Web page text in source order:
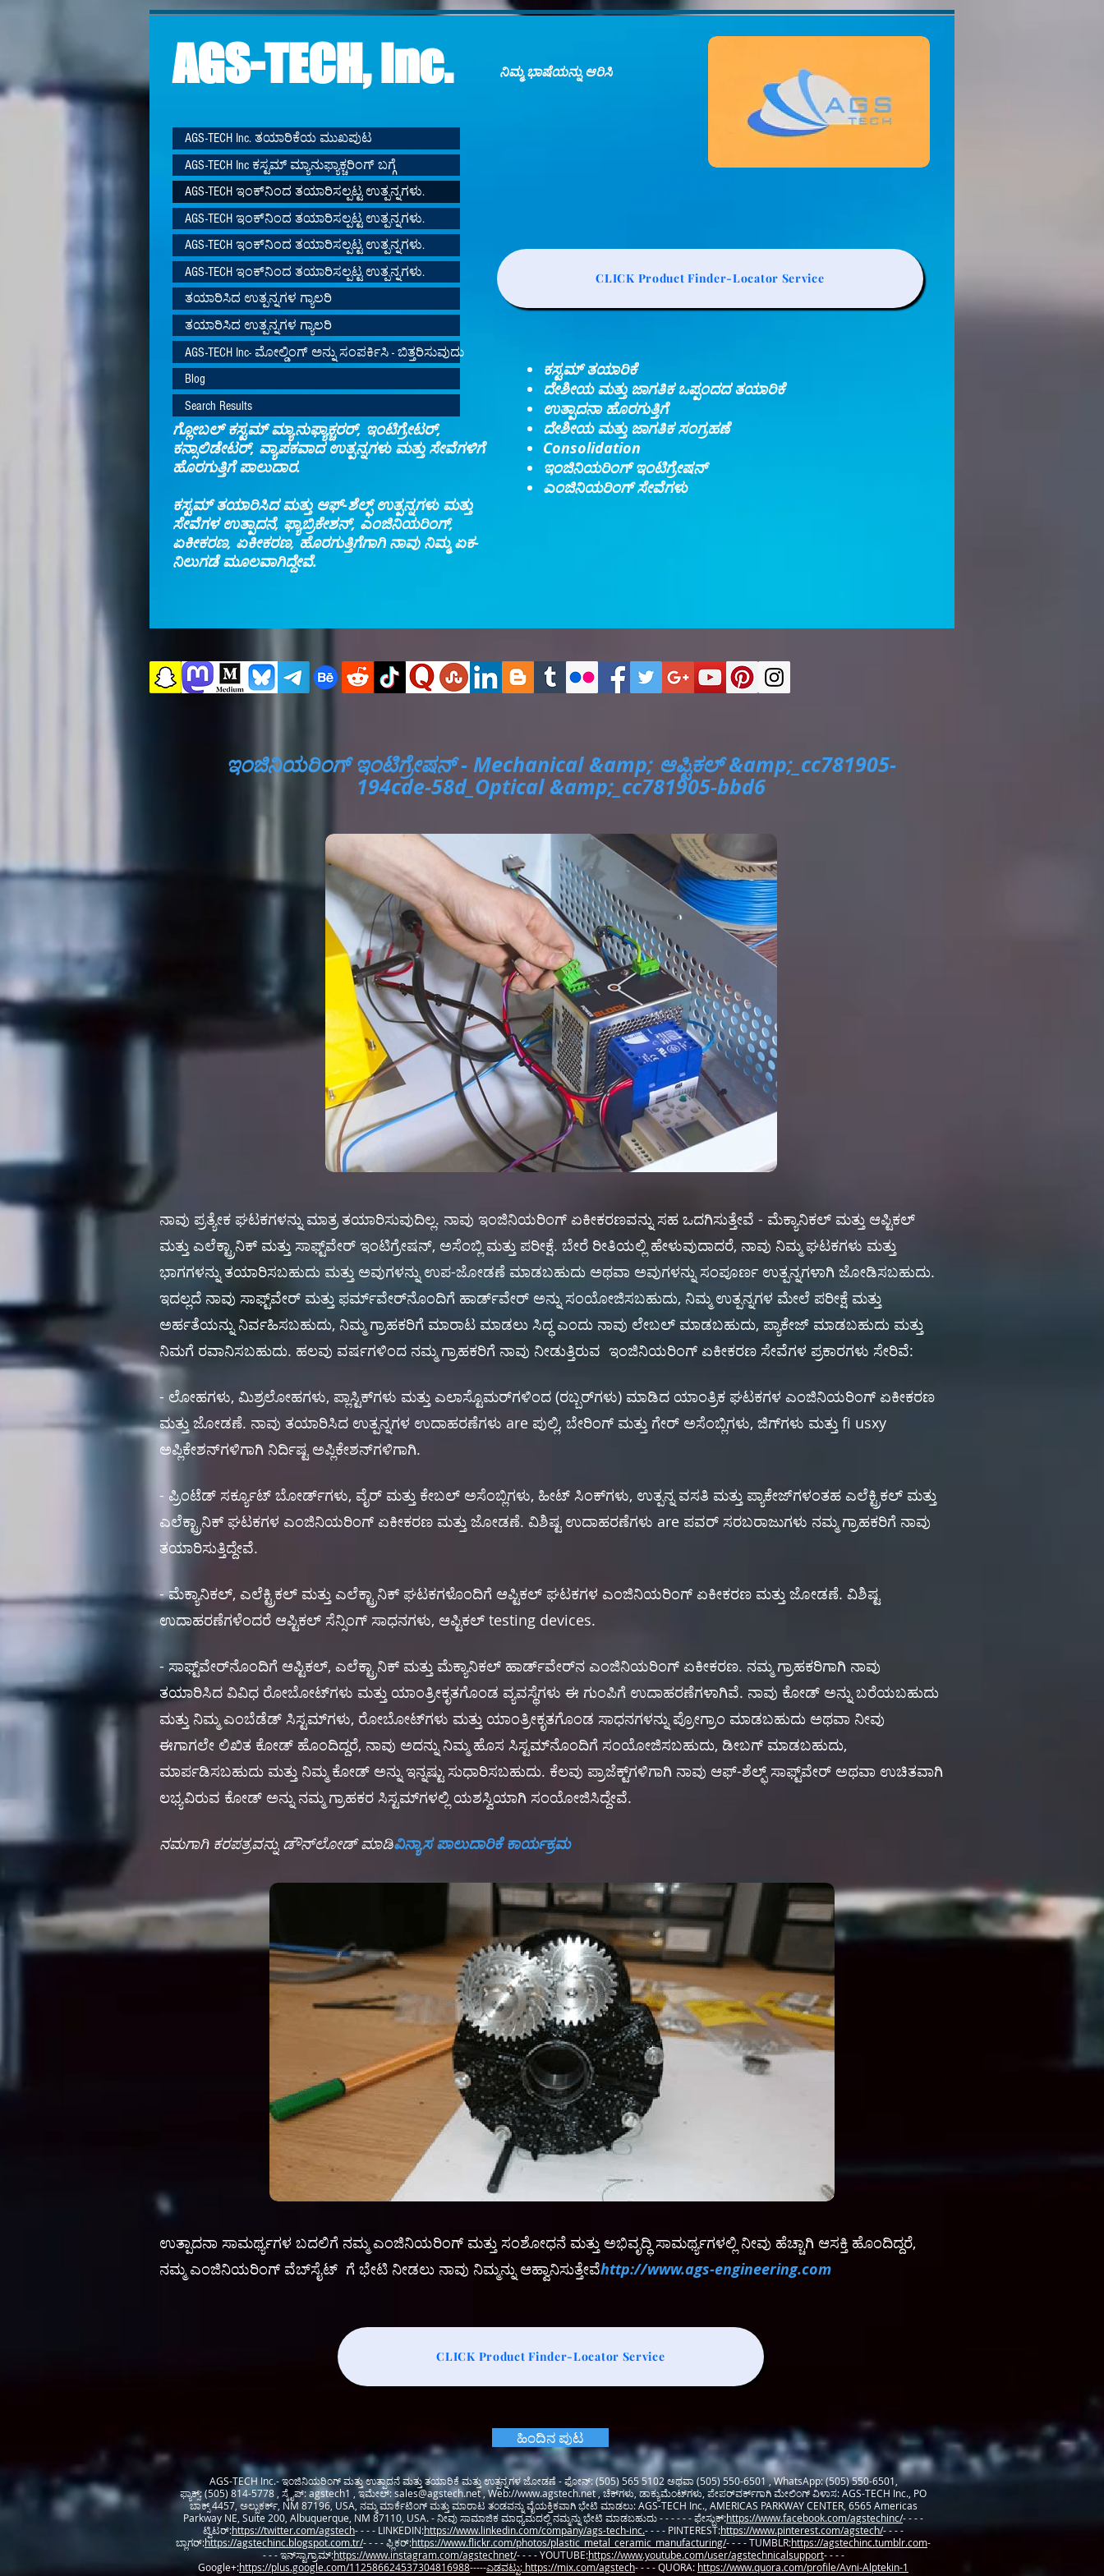
AGS-TECH, Inc.
AGS-TECH Inc. ತಯಾರಿಕೆಯ ಮುಖಪುಟ
AGS-TECH Inc ಕಸ್ಟಮ್ ಮ್ಯಾನುಫ್ಯಾಕ್ಚರಿಂಗ್ ಬಗ್ಗೆ
AGS-TECH ಇಂಕ್‌ನಿಂದ ತಯಾರಿಸಲ್ಪಟ್ಟ ಉತ್ಪನ್ನಗಳು.
AGS-TECH ಇಂಕ್‌ನಿಂದ ತಯಾರಿಸಲ್ಪಟ್ಟ ಉತ್ಪನ್ನಗಳು.
AGS-TECH ಇಂಕ್‌ನಿಂದ ತಯಾರಿಸಲ್ಪಟ್ಟ ಉತ್ಪನ್ನಗಳು.
AGS-TECH ಇಂಕ್‌ನಿಂದ ತಯಾರಿಸಲ್ಪಟ್ಟ ಉತ್ಪನ್ನಗಳು.
ತಯಾರಿಸಿದ ಉತ್ಪನ್ನಗಳ ಗ್ಯಾಲರಿ
ತಯಾರಿಸಿದ ಉತ್ಪನ್ನಗಳ ಗ್ಯಾಲರಿ
AGS-TECH Inc- ಮೋಲ್ಡಿಂಗ್ ಅನ್ನು ಸಂಪರ್ಕಿಸಿ - ಬಿತ್ತರಿಸುವುದು
Blog
Search Results
ಗ್ಲೋಬಲ್ ಕಸ್ಟಮ್ ಮ್ಯಾನುಫ್ಯಾಕ್ಚರರ್, ಇಂಟಿಗ್ರೇಟರ್,
ಕನ್ಸಾಲಿಡೇಟರ್, ವ್ಯಾಪಕವಾದ ಉತ್ಪನ್ನಗಳು ಮತ್ತು ಸೇವೆಗಳಿಗೆ
ಹೊರಗುತ್ತಿಗೆ ಪಾಲುದಾರ.
ಕಸ್ಟಮ್ ತಯಾರಿಸಿದ ಮತ್ತು ಆಫ್-ಶೆಲ್ಫ್ ಉತ್ಪನ್ನಗಳು ಮತ್ತು
ಸೇವೆಗಳ ಉತ್ಪಾದನೆ, ಫ್ಯಾಬ್ರಿಕೇಶನ್, ಎಂಜಿನಿಯರಿಂಗ್,
ಏಕೀಕರಣ, ಏಕೀಕರಣ, ಹೊರಗುತ್ತಿಗೆಗಾಗಿ ನಾವು ನಿಮ್ಮ ಏಕ-
ನಿಲುಗಡೆ ಮೂಲವಾಗಿದ್ದೇವೆ.
ನಿಮ್ಮ ಭಾಷೆಯನ್ನು ಆರಿಸಿ
CLICK Product Finder-Locator Service
ಕಸ್ಟಮ್ ತಯಾರಿಕೆ
ದೇಶೀಯ ಮತ್ತು ಜಾಗತಿಕ ಒಪ್ಪಂದದ ತಯಾರಿಕೆ
ಉತ್ಪಾದನಾ ಹೊರಗುತ್ತಿಗೆ
ದೇಶೀಯ ಮತ್ತು ಜಾಗತಿಕ ಸಂಗ್ರಹಣೆ
Consolidation​
ಇಂಜಿನಿಯರಿಂಗ್ ಇಂಟಿಗ್ರೇಷನ್​
ಎಂಜಿನಿಯರಿಂಗ್ ಸೇವೆಗಳು
ಇಂಜಿನಿಯರಿಂಗ್ ಇಂಟಿಗ್ರೇಷನ್ - Mechanical &amp; ಆಪ್ಟಿಕಲ್ &amp;_cc781905-
194cde-58d_Optical &amp;_cc781905-bbd6
ನಾವು ಪ್ರತ್ಯೇಕ ಘಟಕಗಳನ್ನು ಮಾತ್ರ ತಯಾರಿಸುವುದಿಲ್ಲ. ನಾವು ಇಂಜಿನಿಯರಿಂಗ್ ಏಕೀಕರಣವನ್ನು ಸಹ ಒದಗಿಸುತ್ತೇವೆ - ಮೆಕ್ಯಾನಿಕಲ್ ಮತ್ತು ಆಪ್ಟಿಕಲ್
ಮತ್ತು ಎಲೆಕ್ಟ್ರಾನಿಕ್ ಮತ್ತು ಸಾಫ್ಟ್‌ವೇರ್ ಇಂಟಿಗ್ರೇಷನ್, ಅಸೆಂಬ್ಲಿ ಮತ್ತು ಪರೀಕ್ಷೆ. ಬೇರೆ ರೀತಿಯಲ್ಲಿ ಹೇಳುವುದಾದರೆ, ನಾವು ನಿಮ್ಮ ಘಟಕಗಳು ಮತ್ತು
ಭಾಗಗಳನ್ನು ತಯಾರಿಸಬಹುದು ಮತ್ತು ಅವುಗಳನ್ನು ಉಪ-ಜೋಡಣೆ ಮಾಡಬಹುದು ಅಥವಾ ಅವುಗಳನ್ನು ಸಂಪೂರ್ಣ ಉತ್ಪನ್ನಗಳಾಗಿ ಜೋಡಿಸಬಹುದು.
ಇದಲ್ಲದೆ ನಾವು ಸಾಫ್ಟ್‌ವೇರ್ ಮತ್ತು ಫರ್ಮ್‌ವೇರ್‌ನೊಂದಿಗೆ ಹಾರ್ಡ್‌ವೇರ್ ಅನ್ನು ಸಂಯೋಜಿಸಬಹುದು, ನಿಮ್ಮ ಉತ್ಪನ್ನಗಳ ಮೇಲೆ ಪರೀಕ್ಷೆ ಮತ್ತು
ಅರ್ಹತೆಯನ್ನು ನಿರ್ವಹಿಸಬಹುದು, ನಿಮ್ಮ ಗ್ರಾಹಕರಿಗೆ ಮಾರಾಟ ಮಾಡಲು ಸಿದ್ಧ ಎಂದು ನಾವು ಲೇಬಲ್ ಮಾಡಬಹುದು, ಪ್ಯಾಕೇಜ್ ಮಾಡಬಹುದು ಮತ್ತು
ನಿಮಗೆ ರವಾನಿಸಬಹುದು. ಹಲವು ವರ್ಷಗಳಿಂದ ನಮ್ಮ ಗ್ರಾಹಕರಿಗೆ ನಾವು ನೀಡುತ್ತಿರುವ ಇಂಜಿನಿಯರಿಂಗ್ ಏಕೀಕರಣ ಸೇವೆಗಳ ಪ್ರಕಾರಗಳು ಸೇರಿವೆ:
- ಲೋಹಗಳು, ಮಿಶ್ರಲೋಹಗಳು, ಪ್ಲಾಸ್ಟಿಕ್‌ಗಳು ಮತ್ತು ಎಲಾಸ್ಟೊಮರ್‌ಗಳಿಂದ (ರಬ್ಬರ್‌ಗಳು) ಮಾಡಿದ ಯಾಂತ್ರಿಕ ಘಟಕಗಳ ಎಂಜಿನಿಯರಿಂಗ್ ಏಕೀಕರಣ
ಮತ್ತು ಜೋಡಣೆ. ನಾವು ತಯಾರಿಸಿದ ಉತ್ಪನ್ನಗಳ ಉದಾಹರಣೆಗಳು are ಪುಲ್ಲಿ, ಬೇರಿಂಗ್ ಮತ್ತು ಗೇರ್ ಅಸೆಂಬ್ಲಿಗಳು, ಜಿಗ್‌ಗಳು ಮತ್ತು fi usxy
ಅಪ್ಲಿಕೇಶನ್‌ಗಳಿಗಾಗಿ ನಿರ್ದಿಷ್ಟ ಅಪ್ಲಿಕೇಶನ್‌ಗಳಿಗಾಗಿ.
- ಪ್ರಿಂಟೆಡ್ ಸರ್ಕ್ಯೂಟ್ ಬೋರ್ಡ್‌ಗಳು, ವೈರ್ ಮತ್ತು ಕೇಬಲ್ ಅಸೆಂಬ್ಲಿಗಳು, ಹೀಟ್ ಸಿಂಕ್‌ಗಳು, ಉತ್ಪನ್ನ ವಸತಿ ಮತ್ತು ಪ್ಯಾಕೇಜ್‌ಗಳಂತಹ ಎಲೆಕ್ಟ್ರಿಕಲ್ ಮತ್ತು
ಎಲೆಕ್ಟ್ರಾನಿಕ್ ಘಟಕಗಳ ಎಂಜಿನಿಯರಿಂಗ್ ಏಕೀಕರಣ ಮತ್ತು ಜೋಡಣೆ. ವಿಶಿಷ್ಟ ಉದಾಹರಣೆಗಳು are ಪವರ್ ಸರಬರಾಜುಗಳು ನಮ್ಮ ಗ್ರಾಹಕರಿಗೆ ನಾವು
ತಯಾರಿಸುತ್ತಿದ್ದೇವೆ.
- ಮೆಕ್ಯಾನಿಕಲ್, ಎಲೆಕ್ಟ್ರಿಕಲ್ ಮತ್ತು ಎಲೆಕ್ಟ್ರಾನಿಕ್ ಘಟಕಗಳೊಂದಿಗೆ ಆಪ್ಟಿಕಲ್ ಘಟಕಗಳ ಎಂಜಿನಿಯರಿಂಗ್ ಏಕೀಕರಣ ಮತ್ತು ಜೋಡಣೆ. ವಿಶಿಷ್ಟ
ಉದಾಹರಣೆಗಳೆಂದರೆ ಆಪ್ಟಿಕಲ್ ಸೆನ್ಸಿಂಗ್ ಸಾಧನಗಳು, ಆಪ್ಟಿಕಲ್ testing devices.
- ಸಾಫ್ಟ್‌ವೇರ್‌ನೊಂದಿಗೆ ಆಪ್ಟಿಕಲ್, ಎಲೆಕ್ಟ್ರಾನಿಕ್ ಮತ್ತು ಮೆಕ್ಯಾನಿಕಲ್ ಹಾರ್ಡ್‌ವೇರ್‌ನ ಎಂಜಿನಿಯರಿಂಗ್ ಏಕೀಕರಣ. ನಮ್ಮ ಗ್ರಾಹಕರಿಗಾಗಿ ನಾವು
ತಯಾರಿಸಿದ ವಿವಿಧ ರೋಬೋಟ್‌ಗಳು ಮತ್ತು ಯಾಂತ್ರೀಕೃತಗೊಂಡ ವ್ಯವಸ್ಥೆಗಳು ಈ ಗುಂಪಿಗೆ ಉದಾಹರಣೆಗಳಾಗಿವೆ. ನಾವು ಕೋಡ್ ಅನ್ನು ಬರೆಯಬಹುದು
ಮತ್ತು ನಿಮ್ಮ ಎಂಬೆಡೆಡ್ ಸಿಸ್ಟಮ್‌ಗಳು, ರೋಬೋಟ್‌ಗಳು ಮತ್ತು ಯಾಂತ್ರೀಕೃತಗೊಂಡ ಸಾಧನಗಳನ್ನು ಪ್ರೋಗ್ರಾಂ ಮಾಡಬಹುದು ಅಥವಾ ನೀವು
ಈಗಾಗಲೇ ಲಿಖಿತ ಕೋಡ್ ಹೊಂದಿದ್ದರೆ, ನಾವು ಅದನ್ನು ನಿಮ್ಮ ಹೊಸ ಸಿಸ್ಟಮ್‌ನೊಂದಿಗೆ ಸಂಯೋಜಿಸಬಹುದು, ಡೀಬಗ್ ಮಾಡಬಹುದು,
ಮಾರ್ಪಡಿಸಬಹುದು ಮತ್ತು ನಿಮ್ಮ ಕೋಡ್ ಅನ್ನು ಇನ್ನಷ್ಟು ಸುಧಾರಿಸಬಹುದು. ಕೆಲವು ಪ್ರಾಜೆಕ್ಟ್‌ಗಳಿಗಾಗಿ ನಾವು ಆಫ್-ಶೆಲ್ಫ್ ಸಾಫ್ಟ್‌ವೇರ್ ಅಥವಾ ಉಚಿತವಾಗಿ
ಲಭ್ಯವಿರುವ ಕೋಡ್ ಅನ್ನು ನಮ್ಮ ಗ್ರಾಹಕರ ಸಿಸ್ಟಮ್‌ಗಳಲ್ಲಿ ಯಶಸ್ವಿಯಾಗಿ ಸಂಯೋಜಿಸಿದ್ದೇವೆ.
ನಮಗಾಗಿ ಕರಪತ್ರವನ್ನು ಡೌನ್‌ಲೋಡ್ ಮಾಡಿವಿನ್ಯಾಸ ಪಾಲುದಾರಿಕೆ ಕಾರ್ಯಕ್ರಮ
ಉತ್ಪಾದನಾ ಸಾಮರ್ಥ್ಯಗಳ ಬದಲಿಗೆ ನಮ್ಮ ಎಂಜಿನಿಯರಿಂಗ್ ಮತ್ತು ಸಂಶೋಧನೆ ಮತ್ತು ಅಭಿವೃದ್ಧಿ ಸಾಮರ್ಥ್ಯಗಳಲ್ಲಿ ನೀವು ಹೆಚ್ಚಾಗಿ ಆಸಕ್ತಿ ಹೊಂದಿದ್ದರೆ,
ನಮ್ಮ ಎಂಜಿನಿಯರಿಂಗ್ ವೆಬ್‌ಸೈಟ್ ಗೆ ಭೇಟಿ ನೀಡಲು ನಾವು ನಿಮ್ಮನ್ನು ಆಹ್ವಾನಿಸುತ್ತೇವೆhttp://www.ags-engineering.com
CLICK Product Finder-Locator Service
ಹಿಂದಿನ ಪುಟ
AGS-TECH Inc.- ಇಂಜಿನಿಯರಿಂಗ್ ಮತ್ತು ಉತ್ಪಾದನೆ ಮತ್ತು ತಯಾರಿಕೆ ಮತ್ತು ಉತ್ಪನ್ನಗಳ ಜೋಡಣೆ - ಫೋನ್: (505) 565 5102 ಅಥವಾ (505) 550-6501 , WhatsApp: (505) 550-6501,
ಫ್ಯಾಕ್ಸ್: (505) 814-5778 , ಸ್ಕೈಪ್: agstech1 , ಇಮೇಲ್:sales@agstech.net, Web://www.agstech.net, ಚೆಕ್‌ಗಳು, ಡಾಕ್ಯುಮೆಂಟ್‌ಗಳು, ಪೇಪರ್‌ವರ್ಕ್‌ಗಾಗಿ ಮೇಲಿಂಗ್ ವಿಳಾಸ: AGS-TECH Inc., PO
ಬಾಕ್ಸ್ 4457, ಅಲ್ಬುಕರ್ಕ್, NM 87196, USA, ನಮ್ಮ ಮಾರ್ಕೆಟಿಂಗ್ ಮತ್ತು ಮಾರಾಟ ತಂಡವನ್ನು ವೈಯಕ್ತಿಕವಾಗಿ ಭೇಟಿ ಮಾಡಲು: AGS-TECH Inc., AMERICAS PARKWAY CENTER, 6565 Americas
Parkway NE, Suite 200, Albuquerque, NM 87110, USA. - ನೀವು ಸಾಮಾಜಿಕ ಮಾಧ್ಯಮದಲ್ಲಿ ನಮ್ಮನ್ನು ಭೇಟಿ ಮಾಡಬಹುದು - - - - - - ಫೇಸ್ಬುಕ್:https://www.facebook.com/agstechinc/- - - -
ಟ್ವಿಟರ್:https://twitter.com/agstech- - - - LINKEDIN:https://www.linkedin.com/company/ags-tech-inc.- - - - PINTEREST:https://www.pinterest.com/agstech/- - - -
ಬ್ಲಾಗರ್:https://agstechinc.blogspot.com.tr/- - - - ಫ್ಲಿಕರ್:https://www.flickr.com/photos/plastic_metal_ceramic_manufacturing/- - - - TUMBLR:https://agstechinc.tumblr.com-
- - - ಇನ್‌ಸ್ಟಾಗ್ರಾಮ್:https://www.instagram.com/agstechnet/- - - - YOUTUBE:https://www.youtube.com/user/agstechnicalsupport- - - -
Google+:https://plus.google.com/112586624537304816988-----ಎಡವಟ್ಟು: https://mix.com/agstech- - - - QUORA: https://www.quora.com/profile/Avni-Alptekin-1